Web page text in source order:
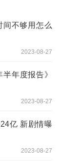
不够用怎么
2023-08-27
年度报告》
2023-08-27
亿 新剧情曝
2023-08-27